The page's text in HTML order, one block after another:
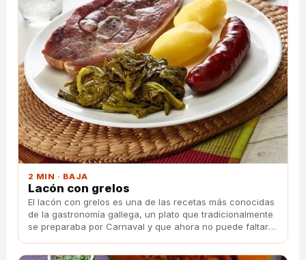
2 MIN · BAJA
Lacón con grelos
El lacón con grelos es una de las recetas más conocidas
de la gastronomía gallega, un plato que tradicionalmente
se preparaba por Carnaval y que ahora no puede faltar